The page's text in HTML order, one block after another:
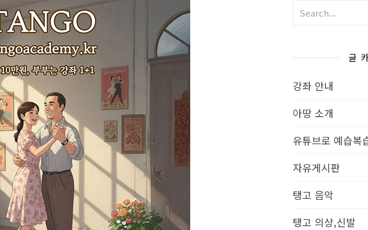
글
강좌 안내
아땅 소개
유튜브로 예습복
자유게시판
탱고 음악
탱고 의상,신발